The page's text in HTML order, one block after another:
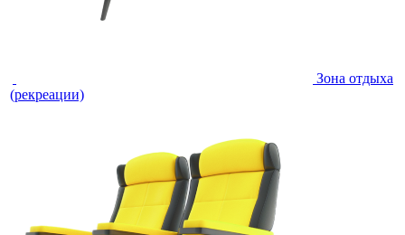
Зона отдыха
(рекреации)